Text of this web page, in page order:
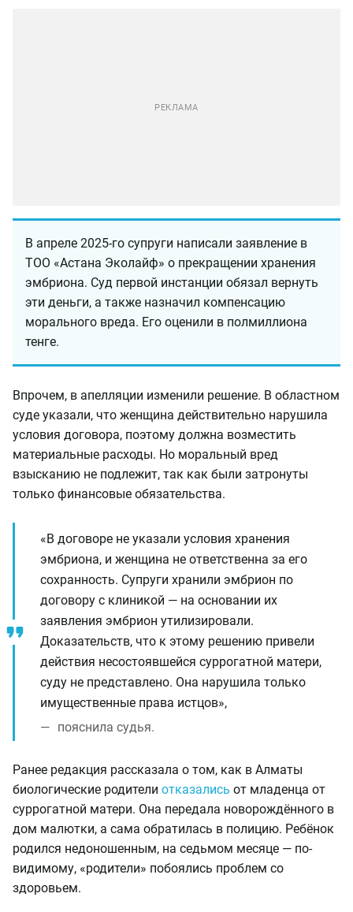
В апреле 2025-го супруги написали заявление в
ТОО «Астана Эколайф» о прекращении хранения
эмбриона. Суд первой инстанции обязал вернуть
эти деньги, а также назначил компенсацию
морального вреда. Его оценили в полмиллиона
тенге.
Впрочем, в апелляции изменили решение. В областном
суде указали, что женщина действительно нарушила
условия договора, поэтому должна возместить
материальные расходы. Но моральный вред
взысканию не подлежит, так как были затронуты
только финансовые обязательства.
«В договоре не указали условия хранения
эмбриона, и женщина не ответственна за его
сохранность. Супруги хранили эмбрион по
договору с клиникой — на основании их
заявления эмбрион утилизировали.
Доказательств, что к этому решению привели
действия несостоявшейся суррогатной матери,
суду не представлено. Она нарушила только
имущественные права истцов»,
пояснила судья.
Ранее редакция рассказала о том, как в Алматы
биологические родители отказались от младенца от
суррогатной матери. Она передала новорождённого в
дом малютки, а сама обратилась в полицию. Ребёнок
родился недоношенным, на седьмом месяце — по-
видимому, «родители» побоялись проблем со
здоровьем.